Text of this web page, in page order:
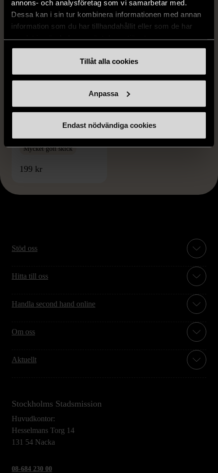
annons- och analysföretag som vi samarbetar med.
Dessa kan i sin tur kombinera informationen med annan
information som du har tillhandahållit eller som de har
Tillåt alla cookies
Anpassa
Endast nödvändiga cookies
HÖGANÄS KERAMIK
Höganäs kaffekoppar
Mycket gott skick
199 kr
Stöd oss
Hitta till oss
Handla second hand online
Om oss
Aktuellt
Stockholms Stadsmission
Huvudkontor:
Hesselmans Torg 14
131 54 Nacka
08-684 230 00